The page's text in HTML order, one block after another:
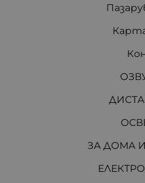
ЗА ДОМА